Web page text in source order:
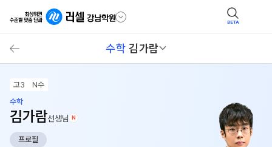
BETA
수학 김가람
고3
N수
수학
김가람선생님 N
프로필